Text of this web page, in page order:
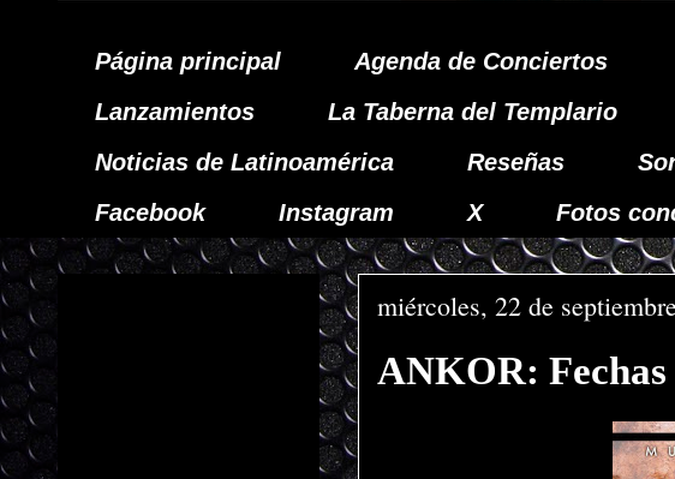
Página principal Agenda de Conciertos
Lanzamientos
La Taberna del Templario
Noticias de Latinoamérica
Reseñas
Facebook
Instagram X Fotos
miércoles, 22 de
ANKOR: